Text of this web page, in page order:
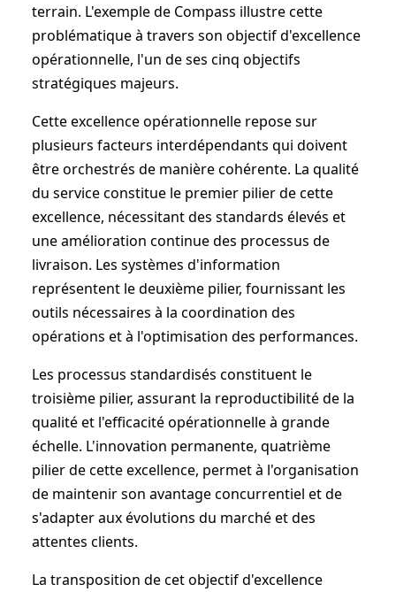
terrain. L'exemple de Compass illustre cette
problématique à travers son objectif d'excellence
opérationnelle, l'un de ses cinq objectifs
stratégiques majeurs.
Cette excellence opérationnelle repose sur
plusieurs facteurs interdépendants qui doivent
être orchestrés de manière cohérente. La qualité
du service constitue le premier pilier de cette
excellence, nécessitant des standards élevés et
une amélioration continue des processus de
livraison. Les systèmes d'information
représentent le deuxième pilier, fournissant les
outils nécessaires à la coordination des
opérations et à l'optimisation des performances.
Les processus standardisés constituent le
troisième pilier, assurant la reproductibilité de la
qualité et l'efficacité opérationnelle à grande
échelle. L'innovation permanente, quatrième
pilier de cette excellence, permet à l'organisation
de maintenir son avantage concurrentiel et de
s'adapter aux évolutions du marché et des
attentes clients.
La transposition de cet objectif d'excellence